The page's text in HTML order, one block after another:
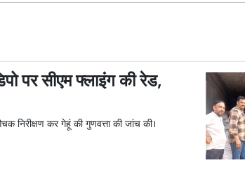
पर सीएम फ्लाइंग की रेड,
निरीक्षण कर गेहूं की गुणवत्ता की जांच की।